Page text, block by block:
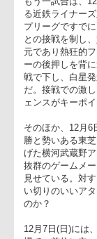
といえる。お
盛り上げてほ
もう一試合は
る近鉄ライナ
プリーグです
との接戦を制
元であり熱狂
戦で下し、白
だ。接戦での
ェンスがキー
そのほか、12
勝と勢いある
抜群のゲーム